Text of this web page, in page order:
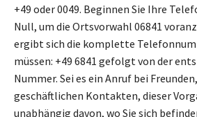
+49 oder 0049. Beginnen Sie Ihre
Null, um die Ortsvorwahl 06841
ergibt sich die komplette
müssen: +49 6841 gefolgt von der
Nummer. Sei es ein Anruf bei
geschäftlichen Kontakten, dieser
unabhängig davon, wo Sie sich